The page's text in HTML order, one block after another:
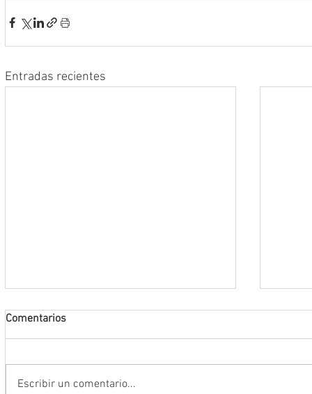
Entradas recientes
Comentarios
Escribir un comentario...